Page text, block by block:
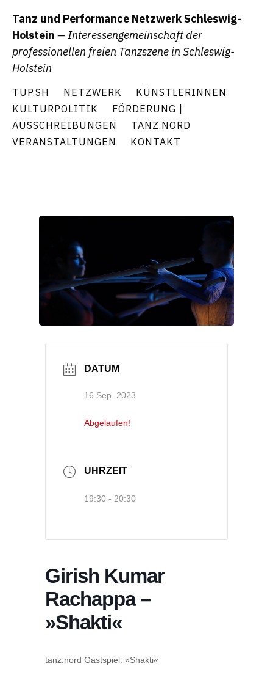
Tanz und Performance Netzwerk Schleswig-
Holstein — Interessengemeinschaft der
professionellen freien Tanzszene in Schleswig-
Holstein
TUP.SH NETZWERK
KÜNSTLERINNEN
KULTURPOLITIK
FÖRDERUNG |
AUSSCHREIBUNGEN
TANZ.NORD
VERANSTALTUNGEN
KONTAKT
DATUM
16 Sep. 2023
Abgelaufen!
UHRZEIT
19:30 - 20:30
Girish Kumar
Rachappa –
»Shakti«
tanz.nord Gastspiel: »Shakti«